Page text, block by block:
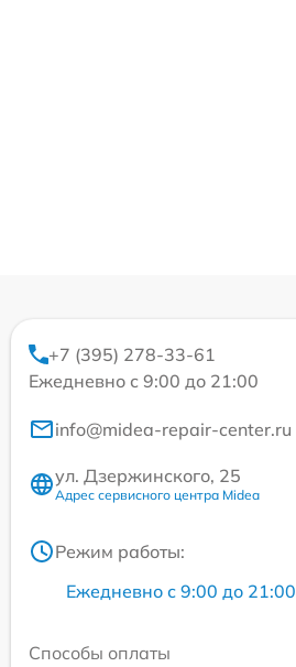
+7 (395) 278-33-61
Ежедневно с 9:00 до 21:00
info@midea-repair-center.ru
ул. Дзержинского, 25
Адрес сервисного центра Midea
Режим работы:
Ежедневно с 9:00 до 21:00
Способы оплаты